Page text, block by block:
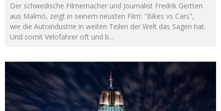
Der schwedische Filmemacher und Journalist Fredrik Gertten
aus Malmö, zeigt in seinem neusten Film: "Bikes vs Cars",
wie die Autoindustrie in weiten Teilen der Welt das Sagen hat.
Und somit Velofahrer oft und b...